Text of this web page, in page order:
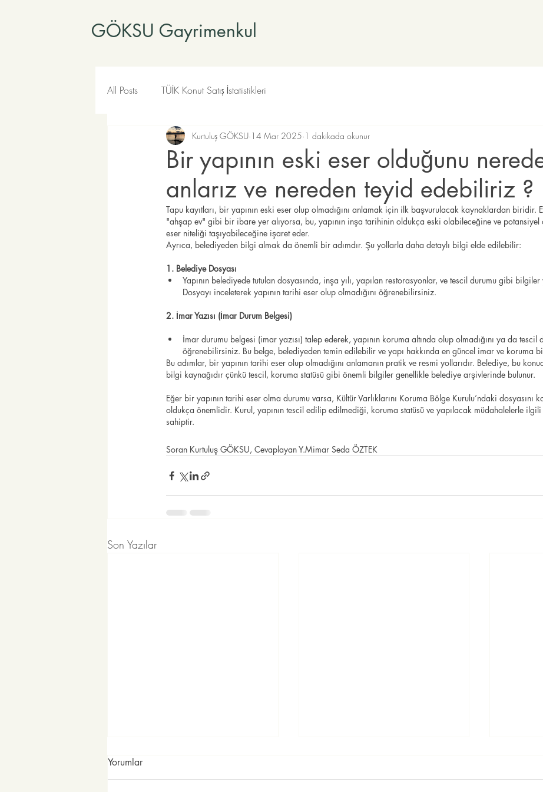
GÖKSU Gayrimenkul
All Posts TÜİK Konut Satış İstatistikleri
Bir yapının eski eser olduğunu
anlarız ve nereden teyid edebiliriz ? ​​
Kurtuluş GÖKSU 14 Mar 2025 1 dakikada okunur
Tapu kayıtları, bir yapının eski eser olup olmadığını anlamak için ilk başvurulacak kaynaklardan biridir.
"ahşap ev" gibi bir ibare yer alıyorsa, bu, yapının inşa tarihinin oldukça eski olabileceğine ve
eser niteliği taşıyabileceğine işaret eder.
Ayrıca, belediyeden bilgi almak da önemli bir adımdır. Şu yollarla daha detaylı bilgi elde edilebilir:
1. Belediye Dosyası
Yapının belediyede tutulan dosyasında, inşa yılı, yapılan restorasyonlar, ve tescil durumu gibi bilgiler
Dosyayı inceleterek yapının tarihi eser olup olmadığını öğrenebilirsiniz.
2. İmar Yazısı (İmar Durum Belgesi)
İmar durumu belgesi (imar yazısı) talep ederek, yapının koruma altında olup olmadığını ya da tescil
öğrenebilirsiniz. Bu belge, belediyeden temin edilebilir ve yapı hakkında en güncel imar ve koruma
Bu adımlar, bir yapının tarihi eser olup olmadığını anlamanın pratik ve resmi yollarıdır. Belediye, bu
bilgi kaynağıdır çünkü tescil, koruma statüsü gibi önemli bilgiler genellikle belediye arşivlerinde bulunur.
Eğer bir yapının tarihi eser olma durumu varsa, Kültür Varlıklarını Koruma Bölge Kurulu’ndaki dosyasını
oldukça önemlidir. Kurul, yapının tescil edilip edilmediği, koruma statüsü ve yapılacak müdahalelerle
sahiptir.
Soran Kurtuluş GÖKSU, Cevaplayan Y.Mimar Seda ÖZTEK
Son Yazılar
Yorumlar